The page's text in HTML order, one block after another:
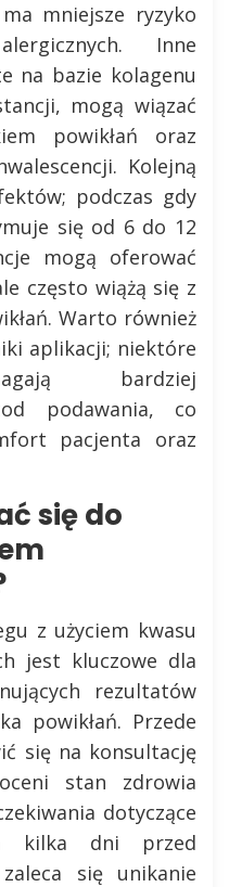
mniejsze ryzyko
Inne
na bazie kolagenu
mogą wiązać
powikłań oraz
Kolejną
podczas gdy
się od 6 do 12
mogą oferować
często wiążą się z
Warto również
aplikacji; niektóre
bardziej
podawania, co
pacjenta oraz
się do
z użyciem kwasu
jest kluczowe dla
rezultatów
powikłań. Przede
się na konsultację
stan zdrowia
dotyczące
kilka dni przed
się unikanie